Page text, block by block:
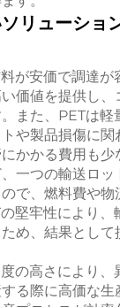
リューショ
が安価で調達が
価値を提供し
また、PETは軽
や製品損傷に関
かかる費用も少
一つの輸送ロッ
で、燃料費や物
堅牢性により、
め、結果として
の高さにより、
る際に高価な